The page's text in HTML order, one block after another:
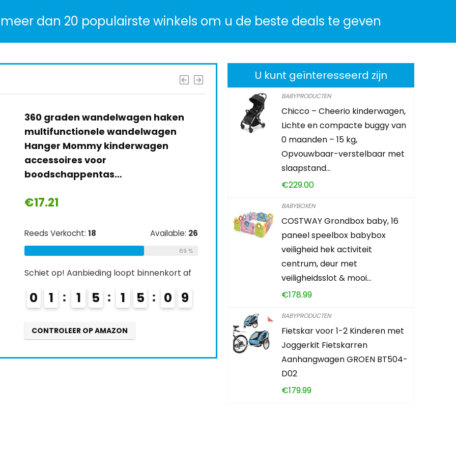
dan 20 populairste winkels om u de beste deals te geven
360 graden wandelwagen haken
multifunctionele wandelwagen
Hanger Mommy kinderwagen
accessoires voor
boodschappentas…
€17.21
Reeds Verkocht: 18 Available: 26
69 %
Schiet op! Aanbieding loopt binnenkort af
0 1 1 5 1 5 0 8
CONTROLEER OP AMAZON
Osann
Isofix
U kunt geïnteresseerd zijn
BABYPRODUCTEN
Chicco – Cheerio kinderwagen,
Lichte en compacte buggy van
0 maanden – 15 kg,
Opvouwbaar-verstelbaar met
slaapstand…
€229.00
BABYBOXEN
COSTWAY Grondbox baby, 16
paneel speelbox babybox
veiligheid hek activiteit
centrum, deur met
veiligheidsslot & mooi…
€178.99
BABYPRODUCTEN
Fietskar voor 1-2 Kinderen met
Joggerkit Fietskarren
Aanhangwagen GROEN BT504-
D02
€179.99